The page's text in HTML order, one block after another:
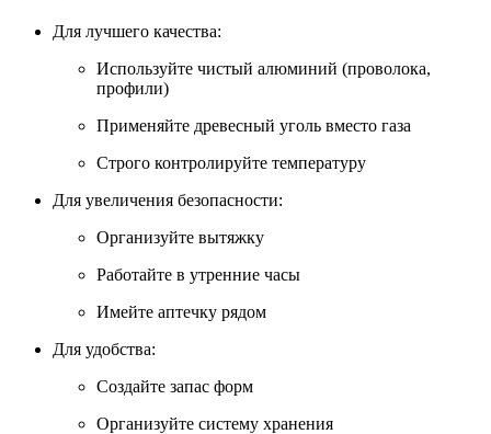
Для лучшего качества:
Используйте чистый алюминий (проволока,
профили)
Применяйте древесный уголь вместо газа
Строго контролируйте температуру
Для увеличения безопасности:
Организуйте вытяжку
Работайте в утренние часы
Имейте аптечку рядом
Для удобства:
Создайте запас форм
Организуйте систему хранения